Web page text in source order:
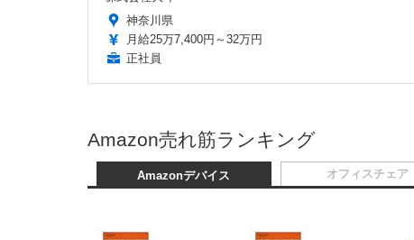
神奈川県
月給25万7,400円～32万円
正社員
Amazon売れ筋ランキング
Amazonデバイス オフィスチェア